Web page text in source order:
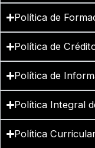
Política de
Política de
Política de
Política Integral
Política